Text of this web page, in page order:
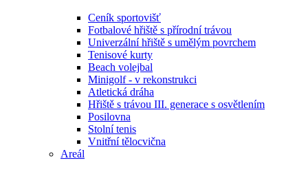
Ceník sportovišť
Fotbalové hřiště s přírodní trávou
Univerzální hřiště s umělým povrchem
Tenisové kurty
Beach volejbal
Minigolf - v rekonstrukci
Atletická dráha
Hřiště s trávou III. generace s osvětlením
Posilovna
Stolní tenis
Vnitřní tělocvična
Areál